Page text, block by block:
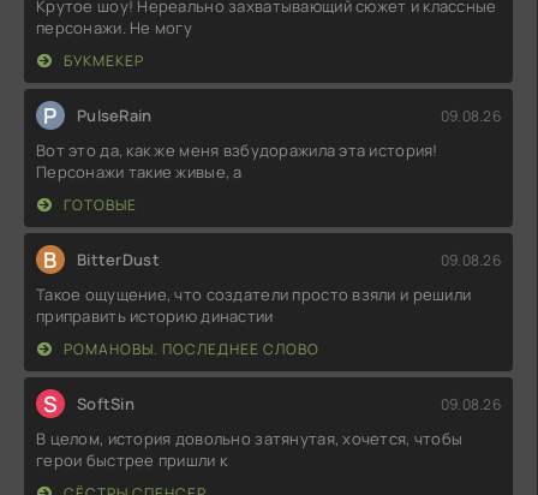
Крутое шоу! Нереально захватывающий сюжет и классные
персонажи. Не могу
БУКМЕКЕР
P PulseRain 09.08.26
Вот это да, как же меня взбудоражила эта история!
Персонажи такие живые, а
ГОТОВЫЕ
B BitterDust 09.08.26
Такое ощущение, что создатели просто взяли и решили
приправить историю династии
РОМАНОВЫ. ПОСЛЕДНЕЕ СЛОВО
S SoftSin 09.08.26
В целом, история довольно затянутая, хочется, чтобы
герои быстрее пришли к